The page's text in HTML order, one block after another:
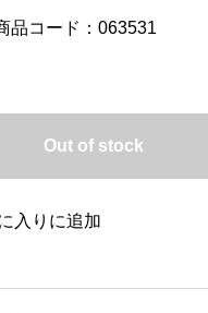
コード：063531
Out of stock
入りに追加